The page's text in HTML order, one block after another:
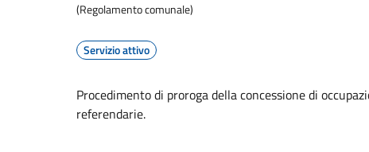
(Regolamento comunale)
Servizio attivo
Procedimento di proroga della concessione di
referendarie.